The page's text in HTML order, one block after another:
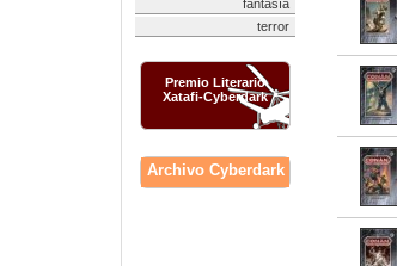
fantasía
terror
Premio Literario
Xatafi-Cyberdark
Archivo Cyberdark